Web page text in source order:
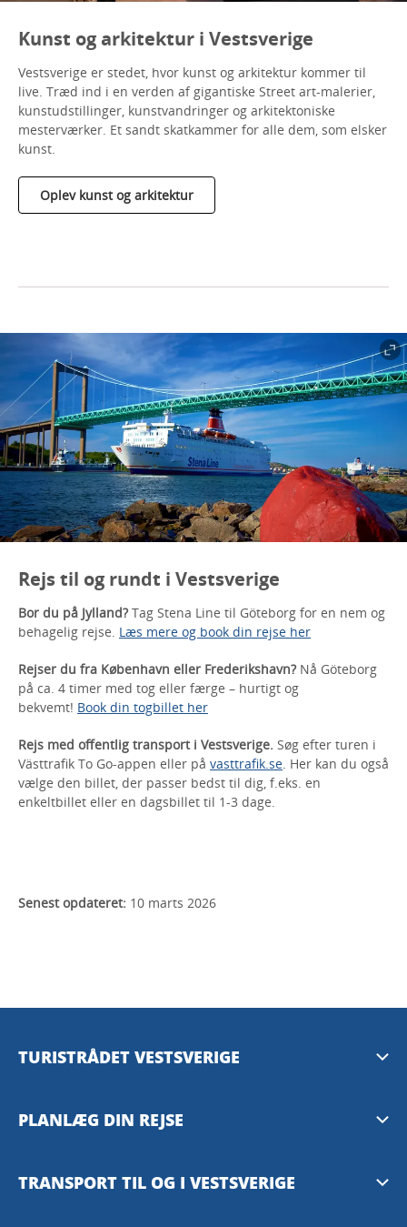
Kunst og arkitektur i Vestsverige
Vestsverige er stedet, hvor kunst og arkitektur kommer til
live. Træd ind i en verden af gigantiske Street art-malerier,
kunstudstillinger, kunstvandringer og arkitektoniske
mesterværker. Et sandt skatkammer for alle dem, som elsker
kunst.
Oplev kunst og arkitektur
Rejs til og rundt i Vestsverige
Bor du på Jylland?Tag Stena Line til Göteborg for en nem og
behagelig rejse. Læs mere og book din rejse her
Rejser du fra København eller Frederikshavn?Nå Göteborg
på ca. 4 timer med tog eller færge – hurtigt og
bekvemt! Book din togbillet her
Rejs med offentlig transport i Vestsverige. Søg efter turen i
Västtrafik To Go-appen eller på vasttrafik.se. Her kan du også
vælge den billet, der passer bedst til dig, f.eks. en
enkeltbillet eller en dagsbillet til 1-3 dage.
Senest opdateret: 10 marts 2026
TURISTRÅDET VESTSVERIGE
Mediebank
PLANLÆG DIN REJSE
Tilgængelighedsguide – TD
TRANSPORT TIL OG I VESTSVERIGE